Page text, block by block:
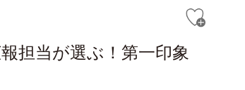
担当が選ぶ！第一印象